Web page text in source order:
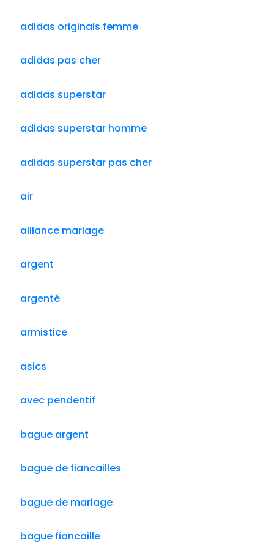
adidas originals femme
adidas pas cher
adidas superstar
adidas superstar homme
adidas superstar pas cher
air
alliance mariage
argent
argenté
armistice
asics
avec pendentif
bague argent
bague de fiancailles
bague de mariage
bague fiancaille